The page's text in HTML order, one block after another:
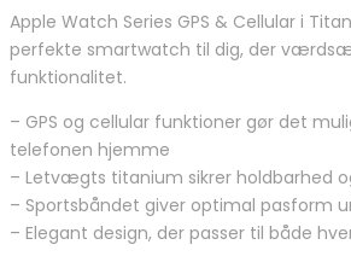
5
Apple Watch Series GPS & Cellular i
perfekte smartwatch til dig, der
funktionalitet.
– GPS og cellular funktioner gør det
telefonen hjemme
– Letvægts titanium sikrer holdbarhed
– Sportsbåndet giver optimal pasform
– Elegant design, der passer til både